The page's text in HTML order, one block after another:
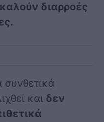
διαρροές
και δεν